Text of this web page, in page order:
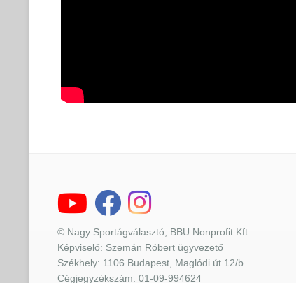
© Nagy Sportágválasztó, BBU Nonprofit Kft.
Képviselő: Szemán Róbert ügyvezető
Székhely: 1106 Budapest, Maglódi út 12/b
Cégjegyzékszám: 01-09-994624